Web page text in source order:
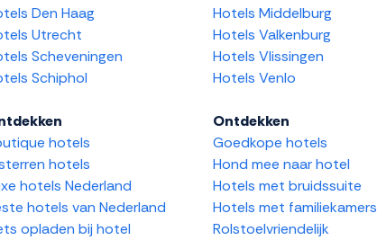
Den Haag
Utrecht
Scheveningen
Schiphol
Hotels Middelburg
Hotels Valkenburg
Hotels Vlissingen
Hotels Venlo
hotels
hotels
hotels Nederland
hotels van Nederland
opladen bij hotel
Ontdekken
Goedkope hotels
Hond mee naar hotel
Hotels met bruidssuite
Hotels met familiekamers
Rolstoelvriendelijk